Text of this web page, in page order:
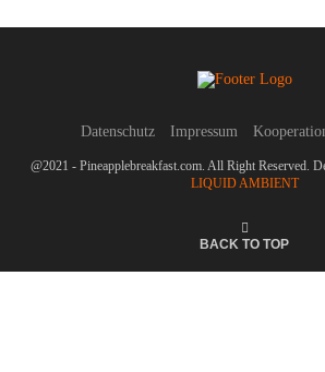
Datenschutz Impressum
@2021 - Pineapplebreakfast.com. All Right Reserved.
LIQUID AMBIENT
BACK TO TOP